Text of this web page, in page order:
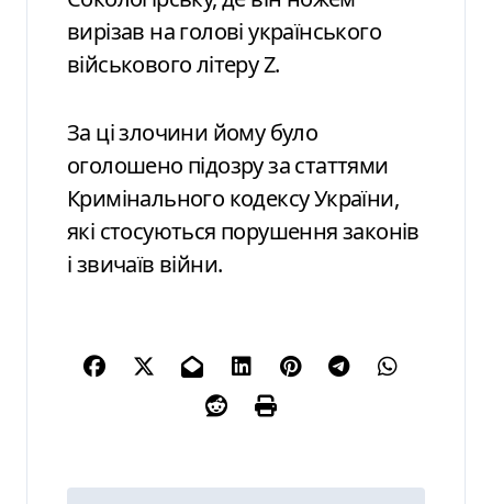
вирізав на голові українського
військового літеру Z.
За ці злочини йому було
оголошено підозру за статтями
Кримінального кодексу України,
які стосуються порушення законів
і звичаїв війни.